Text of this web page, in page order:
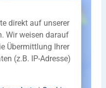
direkt auf unserer
Wir weisen darauf
Übermittlung Ihrer
(z.B. IP-Adresse)